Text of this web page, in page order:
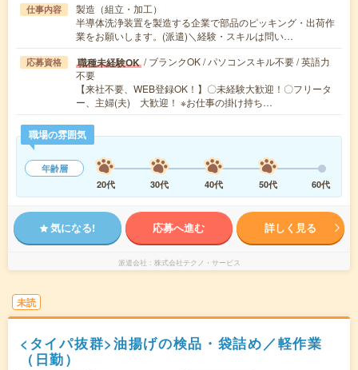
仕事内容
製造（組立・加工）
半導体洗浄装置を製造する企業で部品のピッキング・出荷作
業をお願いします。(派遣)＼経験・スキルは問い…
応募資格 職種未経験OK / ブランクOK / パソコンスキル不要 / 英語力
不要
【来社不要、WEB登録OK！】〇未経験大歓迎！〇フリータ
ー、主婦(夫) 大歓迎！ ※お仕事の掛け持ち…
職場の雰囲気
年齢層
20代
30代 40代 50代 60代
気になる! 応募へ進む 詳しく見る
派遣会社 株式会社テクノ・サービス
未読
<タイパ抜群>油揚げの検品・袋詰め／軽作業
（日勤）